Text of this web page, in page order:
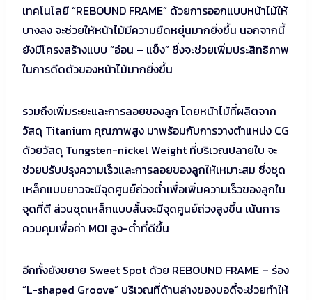
เทคโนโลยี “REBOUND FRAME” ด้วยการออกแบบหน้าไม้ให้
บางลง จะช่วยให้หน้าไม้มีความยืดหยุ่นมากยิ่งขึ้น นอกจากนี้
ยังมีโครงสร้างแบบ “อ่อน – แข็ง” ซึ่งจะช่วยเพิ่มประสิทธิภาพ
ในการดีดตัวของหน้าไม้มากยิ่งขึ้น
รวมถึงเพิ่มระยะและการลอยของลูก โดยหน้าไม้ที่ผลิตจาก
วัสดุ Titanium คุณภาพสูง มาพร้อมกับการวางตำแหน่ง CG
ด้วยวัสดุ Tungsten-nickel Weight ที่บริเวณปลายใบ จะ
ช่วยปรับปรุงความเร็วและการลอยของลูกให้เหมาะสม ซึ่งชุด
เหล็กแบบยาวจะมีจุดศูนย์ถ่วงต่ำเพื่อเพิ่มความเร็วของลูกใน
จุดที่ตี ส่วนชุดเหล็กแบบสั้นจะมีจุดศูนย์ถ่วงสูงขึ้น เน้นการ
ควบคุมเพื่อค่า MOI สูง-ต่ำที่ดีขึ้น
อีกทั้งยังขยาย Sweet Spot ด้วย REBOUND FRAME – ร่อง
“L-shaped Groove” บริเวณที่ด้านล่างของบอดี้จะช่วยทำให้